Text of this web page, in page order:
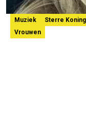
Muziek Sterre Koning
Vrouwen